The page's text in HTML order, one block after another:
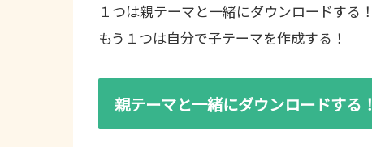
１つは親テーマと一緒にダウンロードする！
もう１つは自分で子テーマを作成する！
親テーマと一緒にダウンロードする！